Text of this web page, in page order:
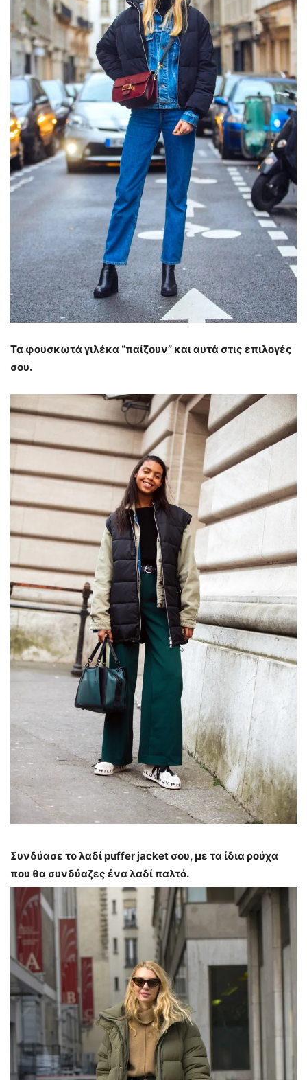
Τα φουσκωτά γιλέκα “παίζουν” και αυτά στις επιλογές
σου.
Συνδύασε το λαδί puffer jacket σου, με τα ίδια ρούχα
που θα συνδύαζες ένα λαδί παλτό.